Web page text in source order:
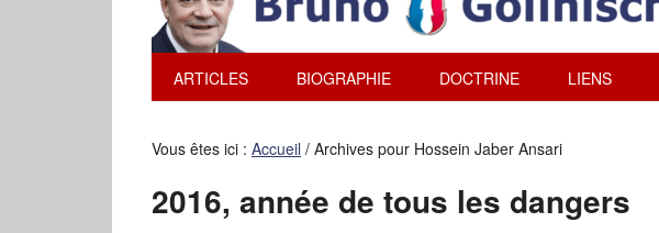
ARTICLES BIOGRAPHIE DOCTRINE LIENS
Vous êtes ici : Accueil / Archives pour Hossein Jaber Ansari
2016, année de tous les dangers